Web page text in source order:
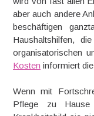
aber auch andere
beschäftigen
Haushaltshilfen,
organisatorischen
Kosten informiert
Wenn mit
Pflege zu